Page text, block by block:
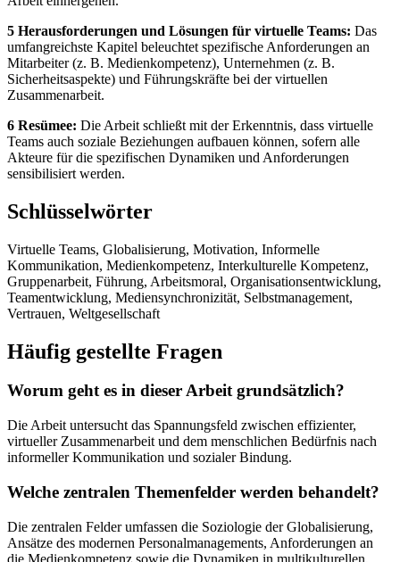
5 Herausforderungen und Lösungen für virtuelle Teams: Das
umfangreichste Kapitel beleuchtet spezifische Anforderungen an
Mitarbeiter (z. B. Medienkompetenz), Unternehmen (z. B.
Sicherheitsaspekte) und Führungskräfte bei der virtuellen
Zusammenarbeit.
6 Resümee: Die Arbeit schließt mit der Erkenntnis, dass virtuelle
Teams auch soziale Beziehungen aufbauen können, sofern alle
Akteure für die spezifischen Dynamiken und Anforderungen
sensibilisiert werden.
Schlüsselwörter
Virtuelle Teams, Globalisierung, Motivation, Informelle
Kommunikation, Medienkompetenz, Interkulturelle Kompetenz,
Gruppenarbeit, Führung, Arbeitsmoral, Organisationsentwicklung,
Teamentwicklung, Mediensynchronizität, Selbstmanagement,
Vertrauen, Weltgesellschaft
Häufig gestellte Fragen
Worum geht es in dieser Arbeit grundsätzlich?
Die Arbeit untersucht das Spannungsfeld zwischen effizienter,
virtueller Zusammenarbeit und dem menschlichen Bedürfnis nach
informeller Kommunikation und sozialer Bindung.
Welche zentralen Themenfelder werden behandelt?
Die zentralen Felder umfassen die Soziologie der Globalisierung,
Ansätze des modernen Personalmanagements, Anforderungen an
die Medienkompetenz sowie die Dynamiken in multikulturellen,